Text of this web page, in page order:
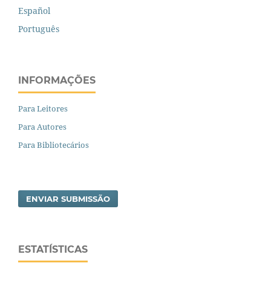
Español
Português
INFORMAÇÕES
Para Leitores
Para Autores
Para Bibliotecários
ENVIAR SUBMISSÃO
ESTATÍSTICAS